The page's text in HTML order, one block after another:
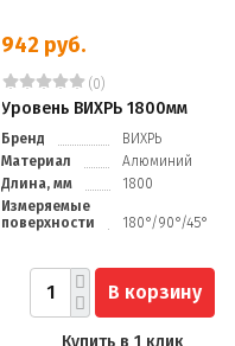
942 руб.
(0)
Уровень ВИХРЬ 1800мм
Бренд
ВИХРЬ
Материал
Алюминий
Длина, мм
1800
Измеряемые
поверхности
180°/90°/45°
В корзину
Купить в 1 клик